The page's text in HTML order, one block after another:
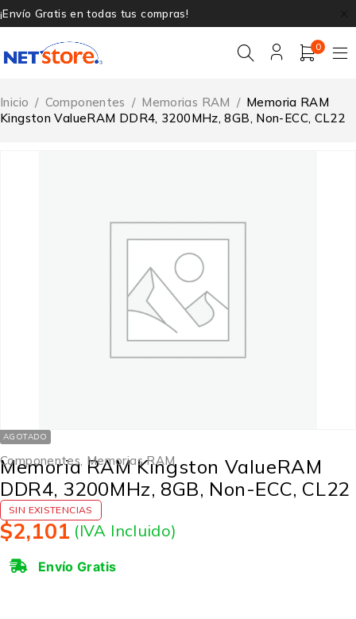
¡Envío Gratis en todas tus compras!
0
Inicio / Componentes / Memorias RAM / Memoria RAM
Kingston ValueRAM DDR4, 3200MHz, 8GB, Non-ECC, CL22
AGOTADO
Componentes, Memorias RAM
Memoria RAM Kingston ValueRAM
DDR4, 3200MHz, 8GB, Non-ECC, CL22
SIN EXISTENCIAS
$2,101 (IVA Incluido)
Envío Gratis